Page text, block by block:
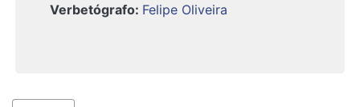
Verbetógrafo: Felipe Oliveira